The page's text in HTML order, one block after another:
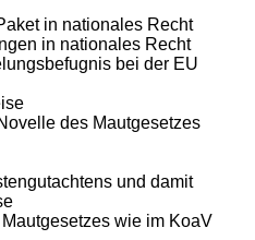
in nationales Recht
in nationales Recht
bei der EU
des Mautgesetzes
und damit
wie im KoaV